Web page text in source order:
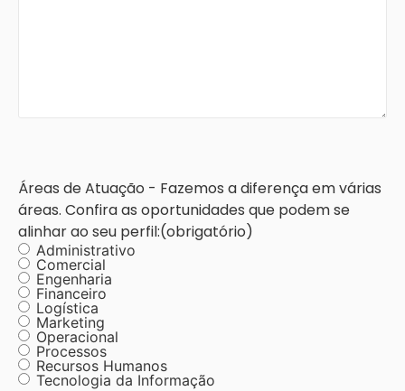
Áreas de Atuação - Fazemos a diferença em várias
áreas. Confira as oportunidades que podem se
alinhar ao seu perfil:(obrigatório)
Administrativo
Comercial
Engenharia
Financeiro
Logística
Marketing
Operacional
Processos
Recursos Humanos
Tecnologia da Informação